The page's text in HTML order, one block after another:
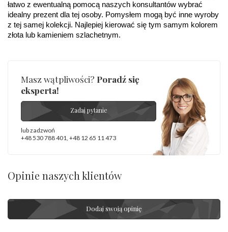
Producent
odpowiedzialny:
WĘC-Twój Jubiler S.C. Artur Węc, Małgorzata
Suchan, ul. Kurczaba 3, 30-868 Kraków; NIP:
679-25-92-107; sklep@wec.com.pl
Bezpieczeństwo
- rodzaj
Nie nadaje się dla dzieci w wieku poniżej 3 lat
,Elementy w wyrobie wykonane z białego złota
łatwo z ewentualną pomocą naszych konsultantów wybrać
idealny prezent dla tej osoby. Pomysłem mogą być inne wyroby
z tej samej kolekcji. Najlepiej kierować się tym samym kolorem
złota lub kamieniem szlachetnym.
Masz wątpliwości? Poradź się
eksperta!
Zadaj pytanie
lub zadzwoń
+48 530 788 401, +48 12 65 11 473
Opinie naszych klientów
Dodaj swoją opinię